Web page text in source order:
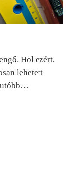
Hol ezért,
lehetett
utóbb…